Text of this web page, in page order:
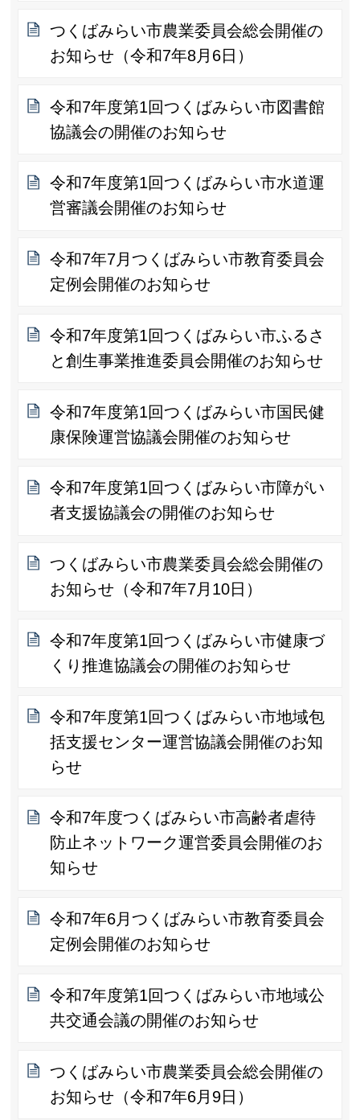
つくばみらい市農業委員会総会開催の
お知らせ（令和7年8月6日）
令和7年度第1回つくばみらい市図書館
協議会の開催のお知らせ
令和7年度第1回つくばみらい市水道運
営審議会開催のお知らせ
令和7年7月つくばみらい市教育委員会
定例会開催のお知らせ
令和7年度第1回つくばみらい市ふるさ
と創生事業推進委員会開催のお知らせ
令和7年度第1回つくばみらい市国民健
康保険運営協議会開催のお知らせ
令和7年度第1回つくばみらい市障がい
者支援協議会の開催のお知らせ
つくばみらい市農業委員会総会開催の
お知らせ（令和7年7月10日）
令和7年度第1回つくばみらい市健康づ
くり推進協議会の開催のお知らせ
令和7年度第1回つくばみらい市地域包
括支援センター運営協議会開催のお知
らせ
令和7年度つくばみらい市高齢者虐待
防止ネットワーク運営委員会開催のお
知らせ
令和7年6月つくばみらい市教育委員会
定例会開催のお知らせ
令和7年度第1回つくばみらい市地域公
共交通会議の開催のお知らせ
つくばみらい市農業委員会総会開催の
お知らせ（令和7年6月9日）